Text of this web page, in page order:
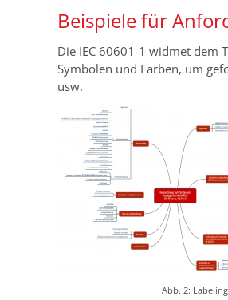
Beispiele für
Die IEC 60601-1 widmet dem
Symbolen und Farben, um
usw.
Abb. 2: